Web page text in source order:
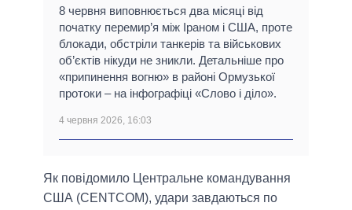
8 червня виповнюється два місяці від
початку перемир’я між Іраном і США, проте
блокади, обстріли танкерів та військових
об’єктів нікуди не зникли. Детальніше про
«припинення вогню» в районі Ормузької
протоки – на інфографіці «Слово і діло».
4 червня 2026, 16:03
Як повідомило Центральне командування
США (CENTCOM), удари завдаються по